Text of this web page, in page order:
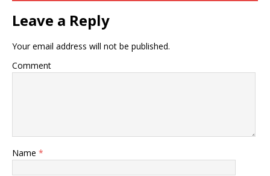
Leave a Reply
Your email address will not be published.
Comment
Name *